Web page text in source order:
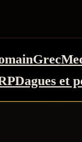
Grec
Dagues et